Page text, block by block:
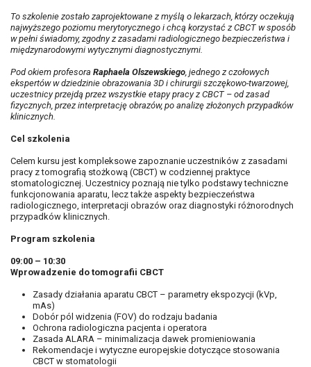
To szkolenie zostało zaprojektowane z myślą o lekarzach, którzy oczekują
najwyższego poziomu merytorycznego i chcą korzystać z CBCT w sposób
w pełni świadomy, zgodny z zasadami radiologicznego bezpieczeństwa i
międzynarodowymi wytycznymi diagnostycznymi.
Pod okiem profesora Raphaela Olszewskiego, jednego z czołowych
ekspertów w dziedzinie obrazowania 3D i chirurgii szczękowo-twarzowej,
uczestnicy przejdą przez wszystkie etapy pracy z CBCT – od zasad
fizycznych, przez interpretację obrazów, po analizę złożonych przypadków
klinicznych.
Cel szkolenia
Celem kursu jest kompleksowe zapoznanie uczestników z zasadami
pracy z tomografią stożkową (CBCT) w codziennej praktyce
stomatologicznej. Uczestnicy poznają nie tylko podstawy techniczne
funkcjonowania aparatu, lecz także aspekty bezpieczeństwa
radiologicznego, interpretacji obrazów oraz diagnostyki różnorodnych
przypadków klinicznych.
Program szkolenia
09:00 – 10:30
Wprowadzenie do tomografii CBCT
Zasady działania aparatu CBCT – parametry ekspozycji (kVp,
mAs)
Dobór pól widzenia (FOV) do rodzaju badania
Ochrona radiologiczna pacjenta i operatora
Zasada ALARA – minimalizacja dawek promieniowania
Rekomendacje i wytyczne europejskie dotyczące stosowania
CBCT w stomatologii